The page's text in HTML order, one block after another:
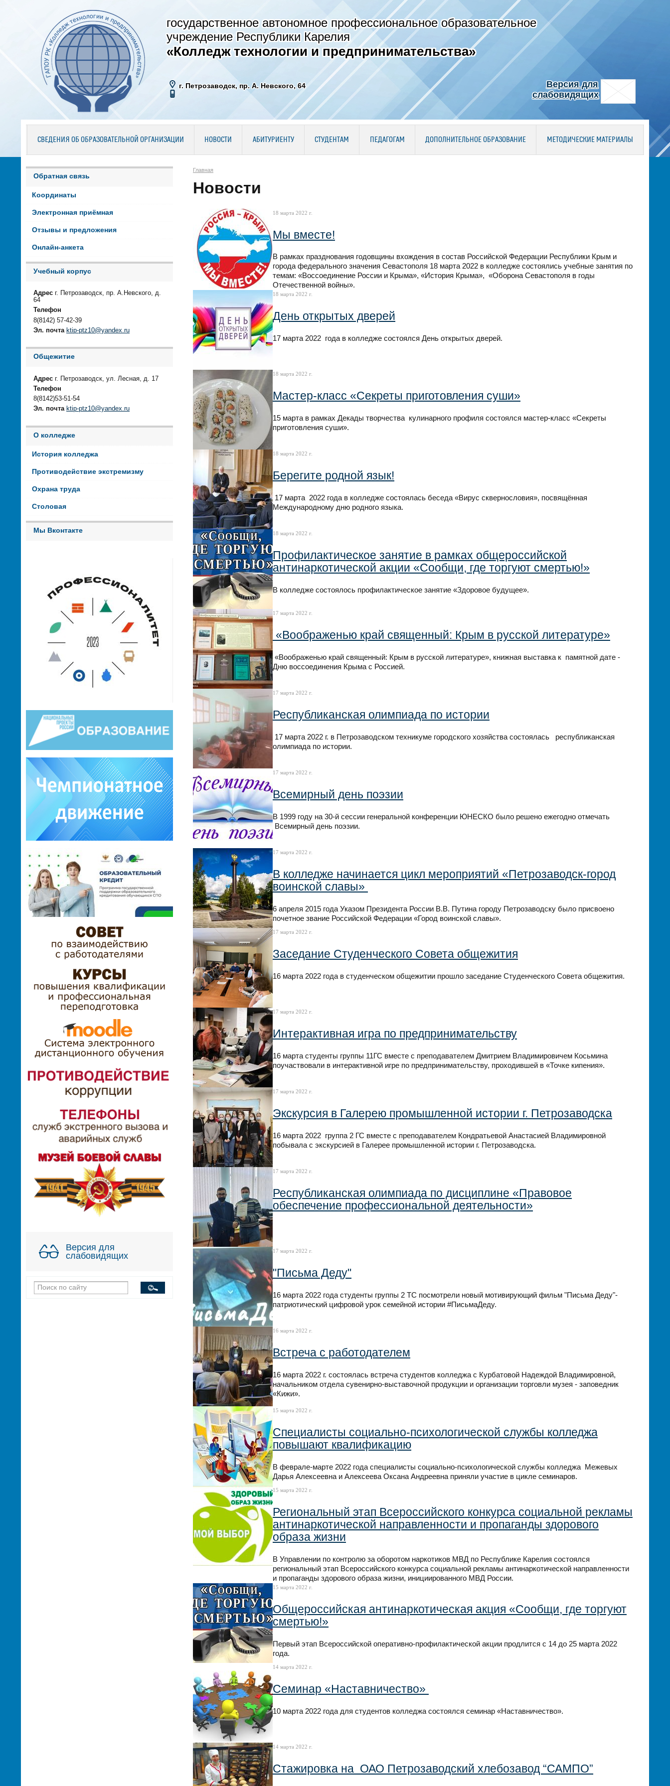
государственное автономное профессиональное образовательное
учреждение Республики Карелия
«Колледж технологии и предпринимательства»
г. Петрозаводск, пр. А. Невского, 64
Версия для
слабовидящих
СВЕДЕНИЯ ОБ ОБРАЗОВАТЕЛЬНОЙ ОРГАНИЗАЦИИ НОВОСТИ АБИТУРИЕНТУ СТУДЕНТАМ ПЕДАГОГАМ ДОПОЛНИТЕЛЬНОЕ ОБРАЗОВАНИЕ МЕТОДИЧЕСКИЕ МАТЕРИАЛЫ
Обратная связь
Координаты
Электронная приёмная
Отзывы и предложения
Онлайн-анкета
Учебный корпус
Адрес г. Петрозаводск, пр. А.Невского, д.
64
Телефон
8(8142) 57-42-39
Эл. почта ktip-ptz10@yandex.ru
Общежитие
Адрес г. Петрозаводск, ул. Лесная, д. 17
Телефон
8(8142)53-51-54
Эл. почта ktip-ptz10@yandex.ru
О колледже
История колледжа
Противодействие экстремизму
Охрана труда
Столовая
Мы Вконтакте
Версия для
слабовидящих
Главная
Новости
18 марта 2022 г.
Мы вместе!
В рамках празднования годовщины вхождения в состав Российской Федерации Республики Крым и
города федерального значения Севастополя 18 марта 2022 в колледже состоялись учебные занятия по
темам: «Воссоединение России и Крыма», «История Крыма», «Оборона Севастополя в годы
Отечественной войны».
18 марта 2022 г.
День открытых дверей
17 марта 2022 года в колледже состоялся День открытых дверей.
18 марта 2022 г.
Мастер-класс «Секреты приготовления суши»
15 марта в рамках Декады творчества кулинарного профиля состоялся мастер-класс «Секреты
приготовления суши».
18 марта 2022 г.
Берегите родной язык!
17 марта 2022 года в колледже состоялась беседа «Вирус сквернословия», посвящённая
Международному дню родного языка.
18 марта 2022 г.
Профилактическое занятие в рамках общероссийской
антинаркотической акции «Сообщи, где торгуют смертью!»
В колледже состоялось профилактическое занятие «Здоровое будущее».
17 марта 2022 г.
«Воображенью край священный: Крым в русской литературе»
«Воображенью край священный: Крым в русской литературе», книжная выставка к памятной дате -
Дню воссоединения Крыма с Россией.
17 марта 2022 г.
Республиканская олимпиада по истории
17 марта 2022 г. в Петрозаводском техникуме городского хозяйства состоялась республиканская
олимпиада по истории.
17 марта 2022 г.
Всемирный день поэзии
В 1999 году на 30-й сессии генеральной конференции ЮНЕСКО было решено ежегодно отмечать
Всемирный день поэзии.
17 марта 2022 г.
В колледже начинается цикл мероприятий «Петрозаводск-город
воинской славы»
6 апреля 2015 года Указом Президента России В.В. Путина городу Петрозаводску было присвоено
почетное звание Российской Федерации «Город воинской славы».
17 марта 2022 г.
Заседание Студенческого Совета общежития
16 марта 2022 года в студенческом общежитии прошло заседание Студенческого Совета общежития.
17 марта 2022 г.
Интерактивная игра по предпринимательству
16 марта студенты группы 11ГС вместе с преподавателем Дмитрием Владимировичем Косьмина
поучаствовали в интерактивной игре по предпринимательству, проходившей в «Точке кипения».
17 марта 2022 г.
Экскурсия в Галерею промышленной истории г. Петрозаводска
16 марта 2022 группа 2 ГС вместе с преподавателем Кондратьевой Анастасией Владимировной
побывала с экскурсией в Галерее промышленной истории г. Петрозаводска.
17 марта 2022 г.
Республиканская олимпиада по дисциплине «Правовое
обеспечение профессиональной деятельности»
17 марта 2022 г.
"Письма Деду"
16 марта 2022 года студенты группы 2 ТС посмотрели новый мотивирующий фильм "Письма Деду"-
патриотический цифровой урок семейной истории #ПисьмаДеду.
16 марта 2022 г.
Встреча с работодателем
16 марта 2022 г. состоялась встреча студентов колледжа с Курбатовой Надеждой Владимировной,
начальником отдела сувенирно-выставочной продукции и организации торговли музея - заповедник
«Кижи».
15 марта 2022 г.
Специалисты социально-психологической службы колледжа
повышают квалификацию
В феврале-марте 2022 года специалисты социально-психологической службы колледжа Межевых
Дарья Алексеевна и Алексеева Оксана Андреевна приняли участие в цикле семинаров.
15 марта 2022 г.
Региональный этап Всероссийского конкурса социальной рекламы
антинаркотической направленности и пропаганды здорового
образа жизни
В Управлении по контролю за оборотом наркотиков МВД по Республике Карелия состоялся
региональный этап Всероссийского конкурса социальной рекламы антинаркотической направленности
и пропаганды здорового образа жизни, инициированного МВД России.
15 марта 2022 г.
Общероссийская антинаркотическая акция «Сообщи, где торгуют
смертью!»
Первый этап Всероссийской оперативно-профилактической акции продлится с 14 до 25 марта 2022
года.
14 марта 2022 г.
Семинар «Наставничество»
10 марта 2022 года для студентов колледжа состоялся семинар «Наставничество».
14 марта 2022 г.
Стажировка на ОАО Петрозаводский хлебозавод “САМПО”